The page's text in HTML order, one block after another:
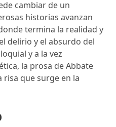
cambiar de un
historias avanzan
termina la realidad y
delirio y el absurdo del
y a la vez
la prosa de Abbate
que surge en la